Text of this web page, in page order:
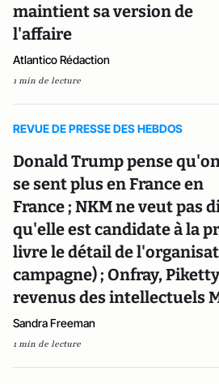
maintient sa version de
l'affaire
Atlantico Rédaction
1 min de lecture
REVUE DE PRESSE DES HEBDOS
Donald Trump pense
se sent plus en France en
France ; NKM ne veut pas
qu'elle est candidate à la
livre le détail de
campagne) ; Onfray,
revenus des intellectuels
Sandra Freeman
1 min de lecture